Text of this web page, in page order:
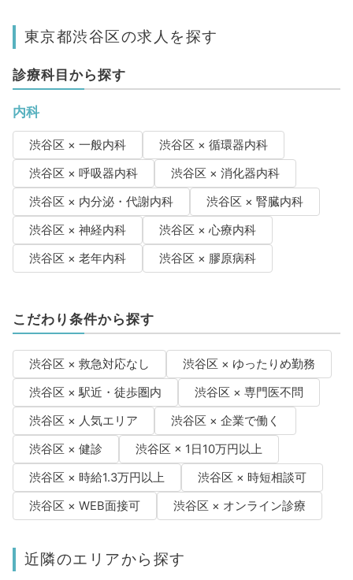
東京都渋谷区の求人を探す
診療科目から探す
内科
渋谷区 × 一般内科
渋谷区 × 循環器内科
渋谷区 × 呼吸器内科
渋谷区 × 消化器内科
渋谷区 × 内分泌・代謝内科
渋谷区 × 腎臓内科
渋谷区 × 神経内科
渋谷区 × 心療内科
渋谷区 × 老年内科
渋谷区 × 膠原病科
こだわり条件から探す
渋谷区 × 救急対応なし
渋谷区 × ゆったりめ勤務
渋谷区 × 駅近・徒歩圏内
渋谷区 × 専門医不問
渋谷区 × 人気エリア
渋谷区 × 企業で働く
渋谷区 × 健診
渋谷区 × 1日10万円以上
渋谷区 × 時給1.3万円以上
渋谷区 × 時短相談可
渋谷区 × WEB面接可
渋谷区 × オンライン診療
近隣のエリアから探す